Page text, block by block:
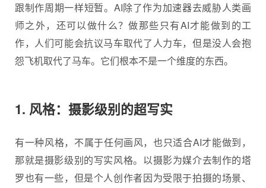
跟制作周期一样短暂。AI除了作为加速器去威胁人类画
师之外，还可以做什么？做那些只有AI才能做到的工
作，人们可能会抗议马车取代了人力车，但是没人会抱
怨飞机取代了马车。它们根本不是一个维度的东西。
1. 风格：摄影级别的超写实
有一种风格，不属于任何画风，也只适合AI才能做到，
那就是摄影级别的写实风格。以摄影为媒介去制作的塔
罗也有一些，但是个人创作者因为受限于拍摄的场景、